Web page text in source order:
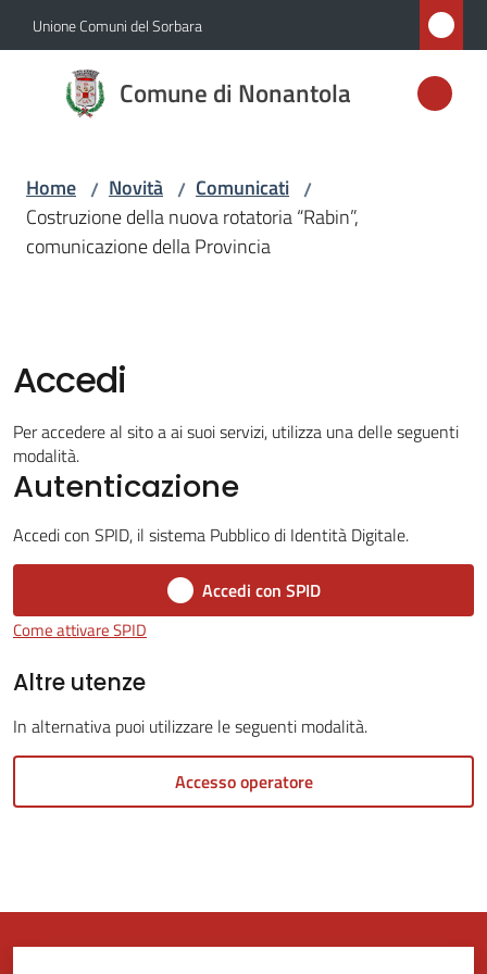
Vai al contenuto
Vai alla navigazione
Vai al footer
Unione Comuni del Sorbara
Comune di Nonantola
Comune di
Nonantola
Amministrazione
Vivere
Nonantola
Tutti
argomenti...
Seguici
Home / Novità / Comunicati /
Costruzione della nuova rotatoria “Rabin”,
comunicazione della Provincia
Accedi
Per accedere al sito a ai suoi servizi, utilizza una delle seguenti
modalità.
Autenticazione
Accedi con SPID, il sistema Pubblico di Identità Digitale.
Accedi con SPID
Come attivare SPID
Altre utenze
In alternativa puoi utilizzare le seguenti modalità.
Accesso operatore